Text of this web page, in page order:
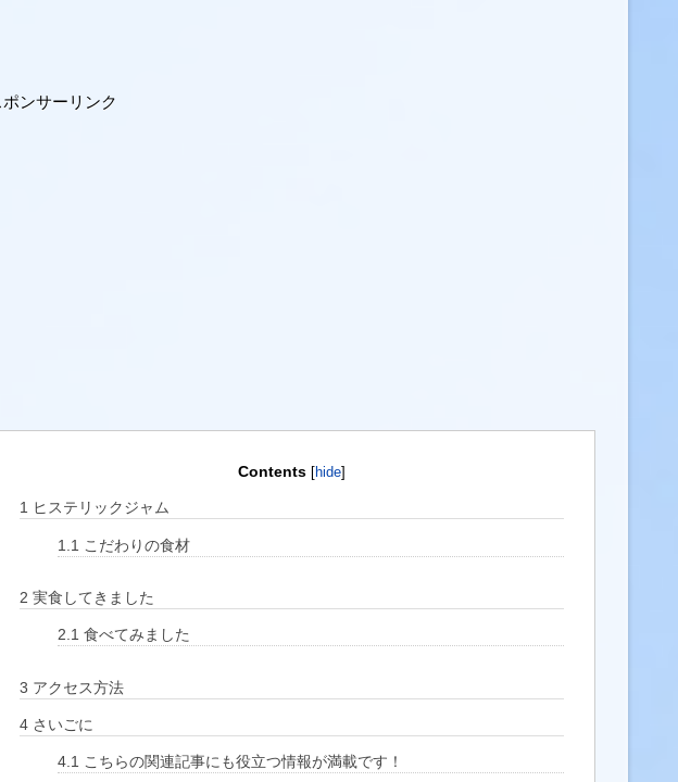
ポンサーリンク
Contents [hide]
1 ヒステリックジャム
1.1 こだわりの食材
2 実食してきました
2.1 食べてみました
3 アクセス方法
4さいごに
4.1 こちらの関連記事にも役立つ情報が満載です！